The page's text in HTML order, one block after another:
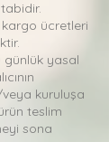
ücretleri
günlük yasal
kuruluşa
teslim
sona